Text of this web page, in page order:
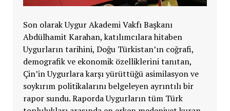
Son olarak Uygur Akademi Vakfı Başkanı
Abdülhamit Karahan, katılımcılara hitaben
Uygurların tarihini, Doğu Türkistan’ın coğrafi,
demografik ve ekonomik özelliklerini tanıtan,
Çin’in Uygurlara karşı yürüttüğü asimilasyon ve
soykırım politikalarını belgeleyen ayrıntılı bir
rapor sundu. Raporda Uygurların tüm Türk